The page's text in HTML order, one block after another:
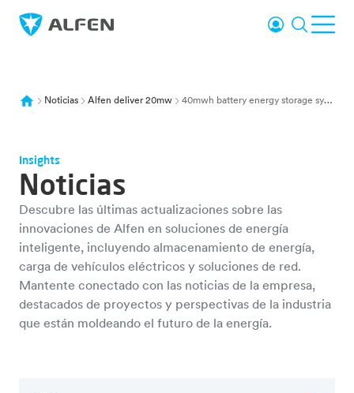
Ir al contenido principal
Alfen Inicio deBuscar
Noticias Alfen deliver 20mw 40mwh battery energy storage system e connections wind hub neeltje jans
Insights
Noticias
Descubre las últimas actualizaciones sobre las
innovaciones de Alfen en soluciones de energía
inteligente, incluyendo almacenamiento de energía,
carga de vehículos eléctricos y soluciones de red.
Mantente conectado con las noticias de la empresa,
destacados de proyectos y perspectivas de la industria
que están moldeando el futuro de la energía.